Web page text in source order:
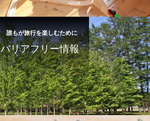
誰もが旅行を楽しむために
バリアフリー情報